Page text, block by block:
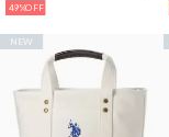
49%OFF
NEW